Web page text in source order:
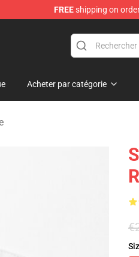
FREEshipping on
Acheter par catégorie